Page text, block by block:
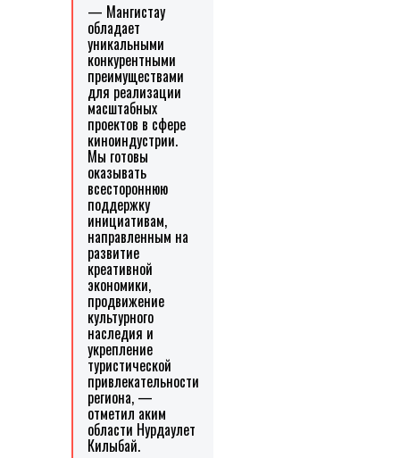
— Мангистау
обладает
уникальными
конкурентными
преимуществами
для реализации
масштабных
проектов в сфере
киноиндустрии.
Мы готовы
оказывать
всестороннюю
поддержку
инициативам,
направленным на
развитие
креативной
экономики,
продвижение
культурного
наследия и
укрепление
туристической
привлекательности
региона, —
отметил аким
области Нурдаулет
Килыбай.